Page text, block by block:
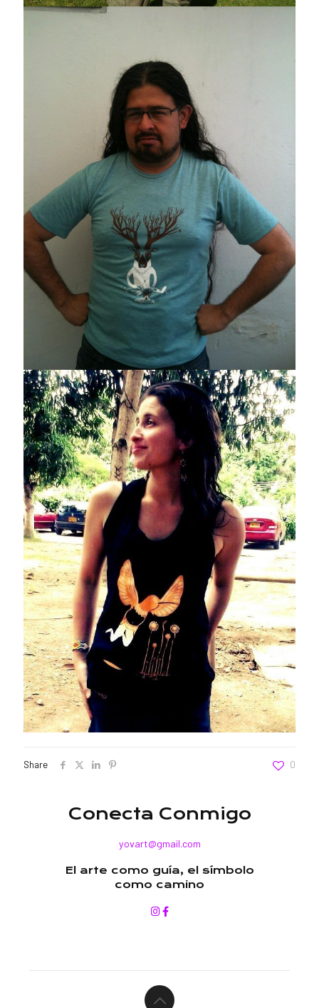
Share 0
Conecta Conmigo
yovart@gmail.com
El arte como guía, el símbolo
como camino